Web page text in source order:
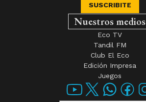
SUSCRIBITE
Nuestros medios
Eco TV
Tandil FM
Club El Eco
Edición Impresa
Juegos